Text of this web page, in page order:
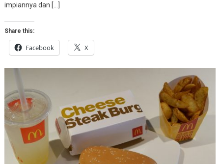
impiannya dan […]
Share this:
Facebook X